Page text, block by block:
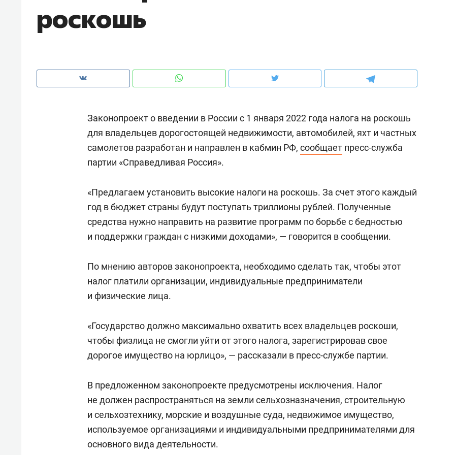
роскошь
Законопроект о введении в России с 1 января 2022 года налога на роскошь
для владельцев дорогостоящей недвижимости, автомобилей, яхт и частных
самолетов разработан и направлен в кабмин РФ, сообщает пресс-служба
партии «Справедливая Россия».
«Предлагаем установить высокие налоги на роскошь. За счет этого каждый
год в бюджет страны будут поступать триллионы рублей. Полученные
средства нужно направить на развитие программ по борьбе с бедностью
и поддержки граждан с низкими доходами», — говорится в сообщении.
По мнению авторов законопроекта, необходимо сделать так, чтобы этот
налог платили организации, индивидуальные предприниматели
и физические лица.
«Государство должно максимально охватить всех владельцев роскоши,
чтобы физлица не смогли уйти от этого налога, зарегистрировав свое
дорогое имущество на юрлицо», — рассказали в пресс-службе партии.
В предложенном законопроекте предусмотрены исключения. Налог
не должен распространяться на земли сельхозназначения, строительную
и сельхозтехнику, морские и воздушные суда, недвижимое имущество,
используемое организациями и индивидуальными предпринимателями для
основного вида деятельности.
чем интересен Оман?
Оставить шум за волной: как
строят тишину в казанском
ЖК «Заря»
Психотерапевт «Фороса»:
«Директорский невроз» –
когда человек не считает
свою сверхнагрузку
Дизайнер-прораб
Наседкина: «Ремонт
с мебелью за 2
для меня это